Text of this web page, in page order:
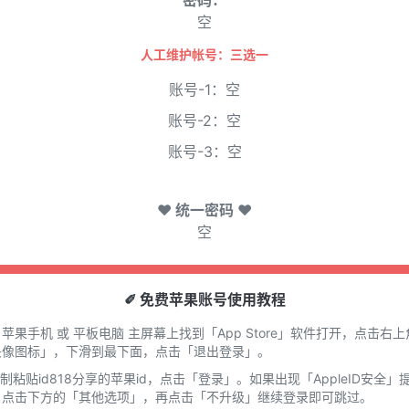
空
人工维护帐号：三选一
账号-1：空
账号-2：空
账号-3：空
♥ 统一密码 ♥
空
✐ 免费苹果账号使用教程
苹果手机 或 平板电脑 主屏幕上找到「App Store」软件打开，点击右上
像图标」，下滑到最下面，点击「退出登录」。
粘贴id818分享的苹果id，点击「登录」。如果出现「AppleID安全」
击下方的「其他选项」，再点击「不升级」继续登录即可跳过。